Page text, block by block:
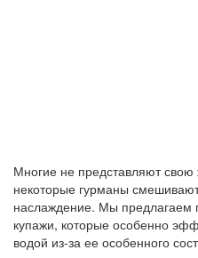
Многие не представляют
некоторые гурманы
наслаждение. Мы предлагаем
купажи, которые особенно
водой из-за ее особенного